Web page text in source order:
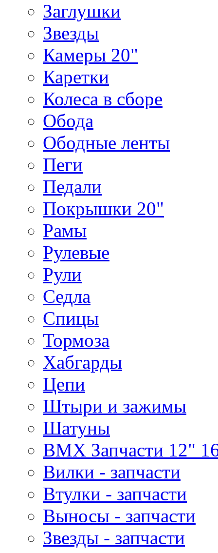
Заглушки
Звезды
Камеры 20"
Каретки
Колеса в сборе
Обода
Ободные ленты
Пеги
Педали
Покрышки 20"
Рамы
Рулевые
Рули
Седла
Спицы
Тормоза
Хабгарды
Цепи
Штыри и зажимы
Шатуны
BMX Запчасти 12"
Вилки - запчасти
Втулки - запчасти
Выносы - запчасти
Звезды - запчасти